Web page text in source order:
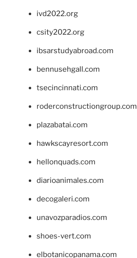
ivd2022.org
csity2022.org
ibsarstudyabroad.com
bennusehgall.com
tsecincinnati.com
roderconstructiongroup.com
plazabatai.com
hawkscayresort.com
hellonquads.com
diarioanimales.com
decogaleri.com
unavozparadios.com
shoes-vert.com
elbotanicopanama.com